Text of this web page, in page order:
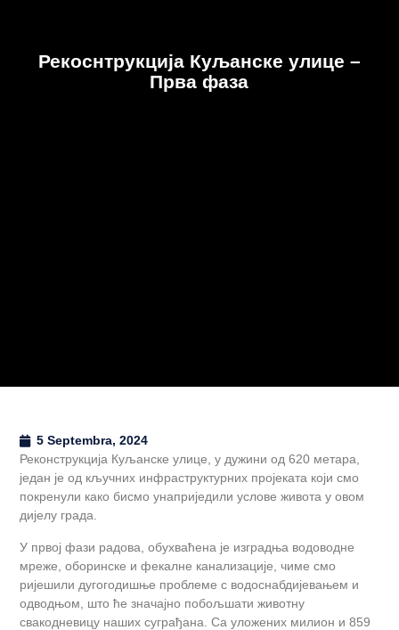
Рекоснтрукција Куљанске улице –
Прва фаза
5 Septembra, 2024
Реконструкција Куљанске улице, у дужини од 620 метара,
један је од кључних инфраструктурних пројеката који смо
покренули како бисмо унаприједили услове живота у овом
дијелу града.
У првој фази радова, обухваћена је изградња водоводне
мреже, оборинске и фекалне канализације, чиме смо
ријешили дугогодишње проблеме с водоснабдијевањем и
одводњом, што ће значајно побољшати животну
свакодневицу наших суграђана. Са уложених милион и 859